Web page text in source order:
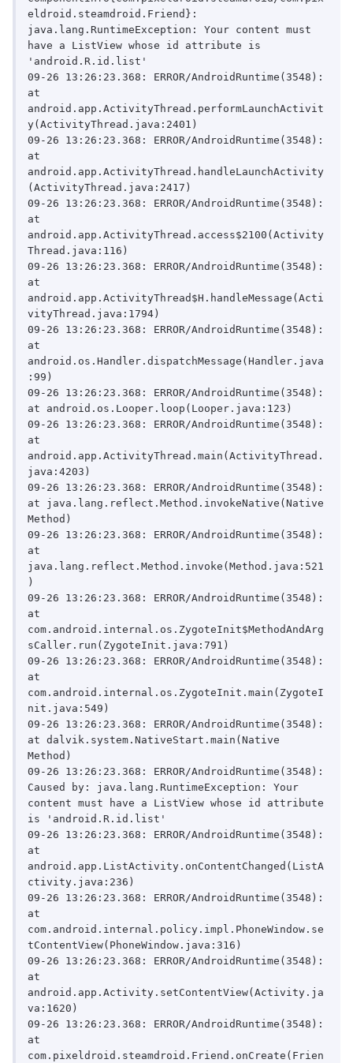
eldroid.steamdroid.Friend}:
java.lang.RuntimeException: Your content must
have a ListView whose id attribute is
'android.R.id.list'
09-26 13:26:23.368: ERROR/AndroidRuntime(3548):
at
android.app.ActivityThread.performLaunchActivit
y(ActivityThread.java:2401)
09-26 13:26:23.368: ERROR/AndroidRuntime(3548):
at
android.app.ActivityThread.handleLaunchActivity
(ActivityThread.java:2417)
09-26 13:26:23.368: ERROR/AndroidRuntime(3548):
at
android.app.ActivityThread.access$2100(Activity
Thread.java:116)
09-26 13:26:23.368: ERROR/AndroidRuntime(3548):
at
android.app.ActivityThread$H.handleMessage(Acti
vityThread.java:1794)
09-26 13:26:23.368: ERROR/AndroidRuntime(3548):
at
android.os.Handler.dispatchMessage(Handler.java
:99)
09-26 13:26:23.368: ERROR/AndroidRuntime(3548):
at android.os.Looper.loop(Looper.java:123)
09-26 13:26:23.368: ERROR/AndroidRuntime(3548):
at
android.app.ActivityThread.main(ActivityThread.
java:4203)
09-26 13:26:23.368: ERROR/AndroidRuntime(3548):
at java.lang.reflect.Method.invokeNative(Native
Method)
09-26 13:26:23.368: ERROR/AndroidRuntime(3548):
at
java.lang.reflect.Method.invoke(Method.java:521
)
09-26 13:26:23.368: ERROR/AndroidRuntime(3548):
at
com.android.internal.os.ZygoteInit$MethodAndArg
sCaller.run(ZygoteInit.java:791)
09-26 13:26:23.368: ERROR/AndroidRuntime(3548):
at
com.android.internal.os.ZygoteInit.main(ZygoteI
nit.java:549)
09-26 13:26:23.368: ERROR/AndroidRuntime(3548):
at dalvik.system.NativeStart.main(Native
Method)
09-26 13:26:23.368: ERROR/AndroidRuntime(3548):
Caused by: java.lang.RuntimeException: Your
content must have a ListView whose id attribute
is 'android.R.id.list'
09-26 13:26:23.368: ERROR/AndroidRuntime(3548):
at
android.app.ListActivity.onContentChanged(ListA
ctivity.java:236)
09-26 13:26:23.368: ERROR/AndroidRuntime(3548):
at
com.android.internal.policy.impl.PhoneWindow.se
tContentView(PhoneWindow.java:316)
09-26 13:26:23.368: ERROR/AndroidRuntime(3548):
at
android.app.Activity.setContentView(Activity.ja
va:1620)
09-26 13:26:23.368: ERROR/AndroidRuntime(3548):
at
com.pixeldroid.steamdroid.Friend.onCreate(Frien